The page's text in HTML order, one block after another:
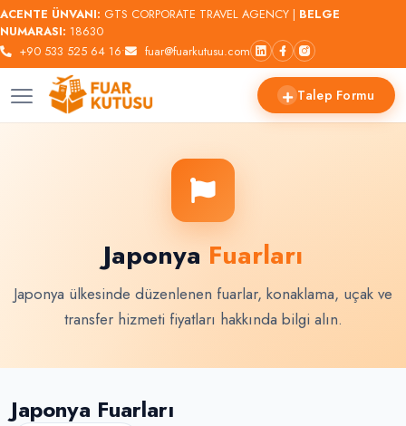
ACENTE ÜNVANI: GTS CORPORATE TRAVEL AGENCY | BELGE
NUMARASI: 18630
+90 533 525 64 16• fuar@fuarkutusu.com
Talep Formu
Japonya Fuarları
Japonya ülkesinde düzenlenen fuarlar, konaklama, uçak ve
transfer hizmeti fiyatları hakkında bilgi alın.
Japonya Fuarları